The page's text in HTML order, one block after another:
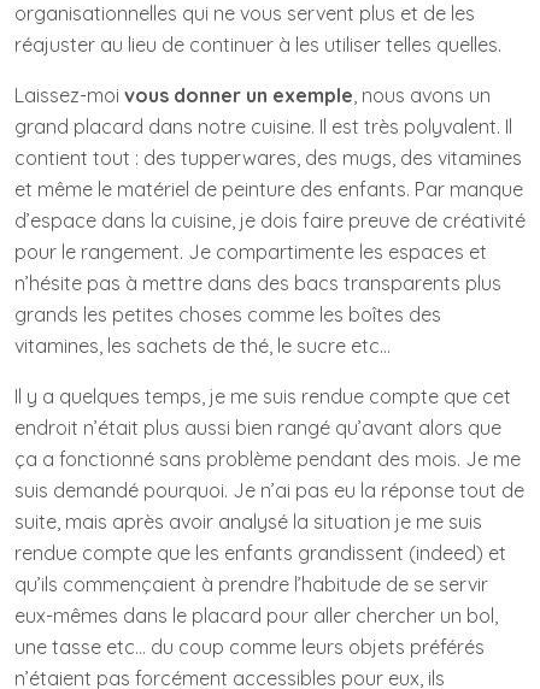
organisationnelles qui ne vous servent plus et de les
réajuster au lieu de continuer à les utiliser telles quelles.
Laissez-moi vous donner un exemple, nous avons un
grand placard dans notre cuisine. Il est très polyvalent. Il
contient tout : des tupperwares, des mugs, des vitamines
et même le matériel de peinture des enfants. Par manque
d’espace dans la cuisine, je dois faire preuve de créativité
pour le rangement. Je compartimente les espaces et
n’hésite pas à mettre dans des bacs transparents plus
grands les petites choses comme les boîtes des
vitamines, les sachets de thé, le sucre etc…
Il y a quelques temps, je me suis rendue compte que cet
endroit n’était plus aussi bien rangé qu’avant alors que
ça a fonctionné sans problème pendant des mois. Je me
suis demandé pourquoi. Je n’ai pas eu la réponse tout de
suite, mais après avoir analysé la situation je me suis
rendue compte que les enfants grandissent (indeed) et
qu’ils commençaient à prendre l’habitude de se servir
eux-mêmes dans le placard pour aller chercher un bol,
une tasse etc… du coup comme leurs objets préférés
n’étaient pas forcément accessibles pour eux, ils